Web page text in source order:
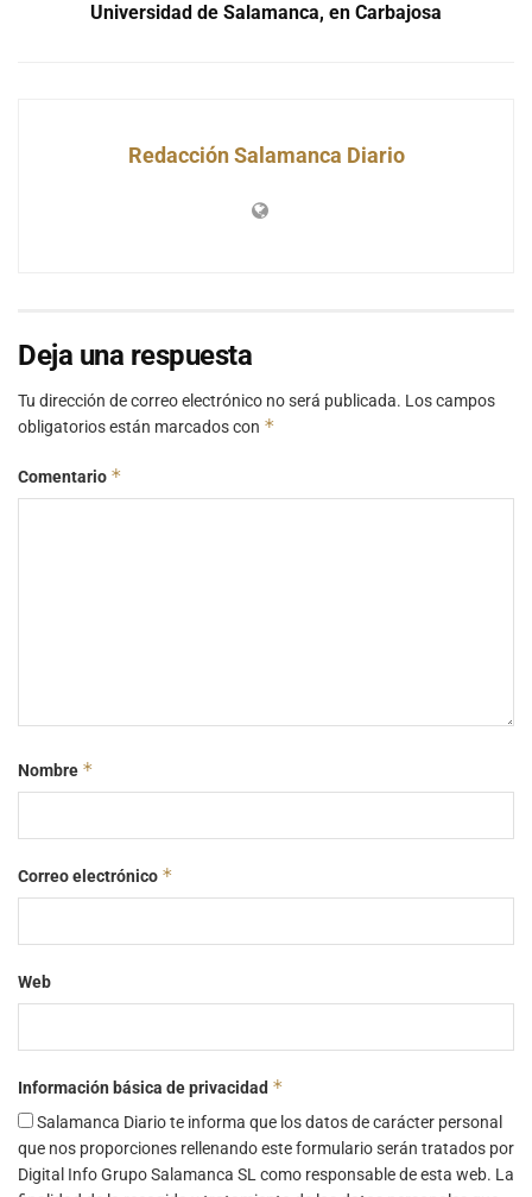
Universidad de Salamanca, en Carbajosa
Redacción Salamanca Diario
Deja una respuesta
Tu dirección de correo electrónico no será publicada. Los campos
obligatorios están marcados con *
Comentario *
Nombre *
Correo electrónico *
Web
Información básica de privacidad *
Salamanca Diario te informa que los datos de carácter personal
que nos proporciones rellenando este formulario serán tratados por
Digital Info Grupo Salamanca SL como responsable de esta web. La